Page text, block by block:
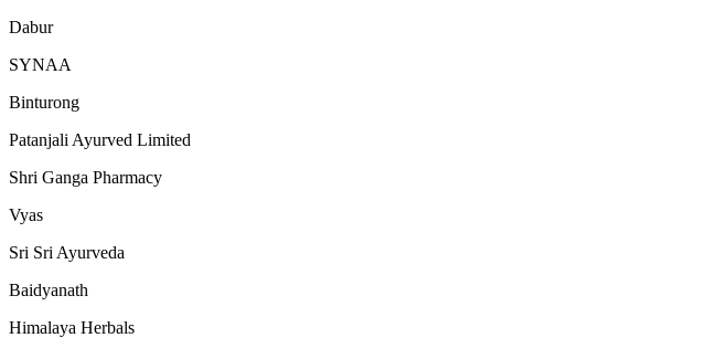
Dabur
SYNAA
Binturong
Patanjali Ayurved Limited
Shri Ganga Pharmacy
Vyas
Sri Sri Ayurveda
Baidyanath
Himalaya Herbals